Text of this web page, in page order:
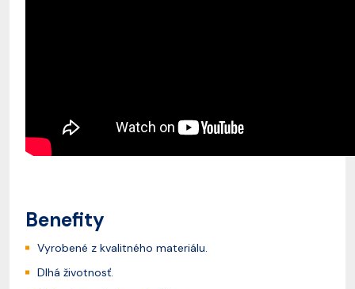
Benefity
Vyrobené z kvalitného materiálu.
Dlhá životnosť.